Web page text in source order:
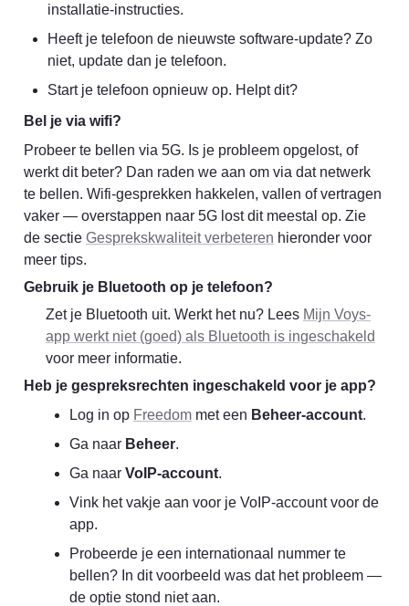
installatie-instructies.
Heeft je telefoon de nieuwste software-update? Zo
niet, update dan je telefoon.
Start je telefoon opnieuw op. Helpt dit?
Bel je via wifi?
Probeer te bellen via 5G. Is je probleem opgelost, of
werkt dit beter? Dan raden we aan om via dat netwerk
te bellen. Wifi-gesprekken hakkelen, vallen of vertragen
vaker — overstappen naar 5G lost dit meestal op. Zie
de sectie Gesprekskwaliteit verbeteren hieronder voor
meer tips.
Gebruik je Bluetooth op je telefoon?
Zet je Bluetooth uit. Werkt het nu? Lees Mijn Voys-
app werkt niet (goed) als Bluetooth is ingeschakeld
voor meer informatie.
Heb je gespreksrechten ingeschakeld voor je app?
Log in op Freedom met een Beheer-account.
Ga naar Beheer.
Ga naar VoIP-account.
Vink het vakje aan voor je VoIP-account voor de
app.
Probeerde je een internationaal nummer te
bellen? In dit voorbeeld was dat het probleem —
de optie stond niet aan.